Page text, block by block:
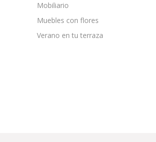
Mobiliario
Muebles con flores
Verano en tu terraza